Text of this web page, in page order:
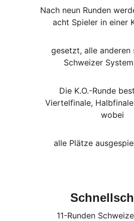
Nach neun Runden
acht Spieler in einer
gesetzt, alle anderen
Schweizer
Die K.O.-Runde
Viertelfinale,
wobei
alle Plätze
11-Runden